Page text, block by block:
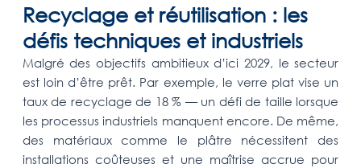
Recyclage et réutilisation : les
défis techniques et industriels
Malgré des objectifs ambitieux d’ici 2029, le secteur
est loin d’être prêt. Par exemple, le verre plat vise un
taux de recyclage de 18 % — un défi de taille lorsque
les processus industriels manquent encore. De même,
des matériaux comme le plâtre nécessitent des
installations coûteuses et une maîtrise accrue pour